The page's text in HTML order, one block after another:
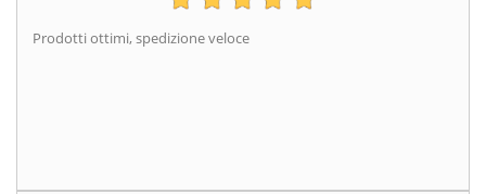
Prodotti ottimi, spedizione veloce